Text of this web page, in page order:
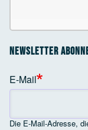
Newsletter
E-Mail
Die E-Mail-Adresse,